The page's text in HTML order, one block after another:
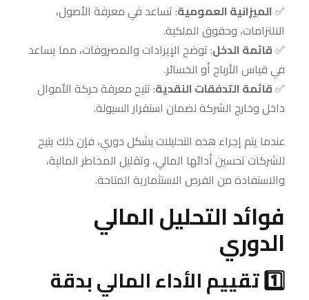
✅ الميزانية العمومية: تساعد في معرفة الأصول،
الالتزامات، وحقوق الملكية.
✅قائمة الدخل: توضح الإيرادات والمصروفات، مما يساعد
في قياس الأرباح أو الخسائر.
✅قائمة التدفقات النقدية: تتيح معرفة حركة الأموال
داخل وخارج الشركة لضمان استقرار السيولة.
عندما يتم إجراء هذه التحليلات بشكل دوري، فإن ذلك يتيح
للشركات تحسين أدائها المالي، وتقليل المخاطر المالية،
والاستفادة من الفرص الاستثمارية المتاحة.
فوائد التحليل المالي
الدوري
1️⃣ تقييم الأداء المالي بدقة